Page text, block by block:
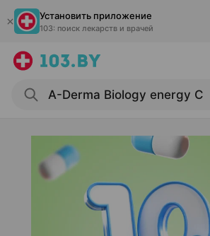
Установить приложение
103: поиск лекарств и врачей